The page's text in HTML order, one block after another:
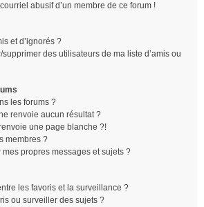
abusif d’un membre de ce forum !
et d’ignorés ?
des utilisateurs de ma liste d’amis ou
les forums ?
renvoie aucun résultat ?
une page blanche ?!
membres ?
propres messages et sujets ?
les favoris et la surveillance ?
ou surveiller des sujets ?